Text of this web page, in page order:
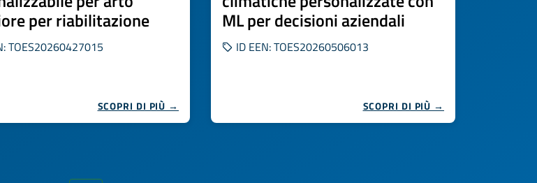
per riabilitazione
TOES20260427015
SCOPRI DI PIÙ →
ML per decisioni aziendali
ID EEN: TOES20260506013
SCOPRI DI PIÙ →